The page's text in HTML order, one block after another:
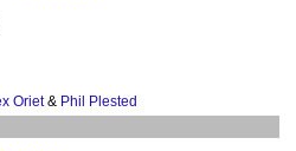
Oriet& Phil Plested